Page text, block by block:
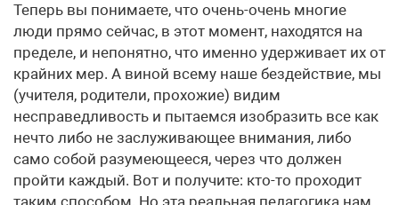
Теперь вы понимаете, что очень-очень многие
люди прямо сейчас, в этот момент, находятся на
пределе, и непонятно, что именно удерживает их от
крайних мер. А виной всему наше бездействие, мы
(учителя, родители, прохожие) видим
несправедливость и пытаемся изобразить все как
нечто либо не заслуживающее внимания, либо
само собой разумеющееся, через что должен
пройти каждый. Вот и получите: кто-то проходит